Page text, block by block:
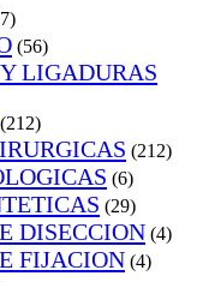
(56)
LIGADURAS
(212)
(212)
(6)
(29)
DISECCION (4)
FIJACION (4)